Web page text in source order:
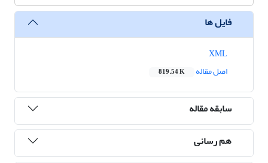
فایل ها
اصل مقاله
819.54 K
سابقه مقاله
هم رسانی